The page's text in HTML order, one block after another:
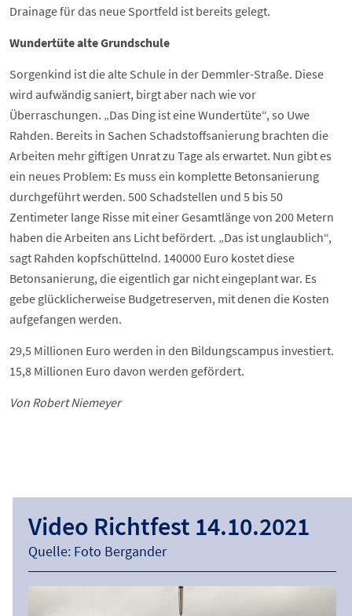
Drainage für das neue Sportfeld ist bereits gelegt.
Wundertüte alte Grundschule
Sorgenkind ist die alte Schule in der Demmler-Straße. Diese
wird aufwändig saniert, birgt aber nach wie vor
Überraschungen. „Das Ding ist eine Wundertüte“, so Uwe
Rahden. Bereits in Sachen Schadstoffsanierung brachten die
Arbeiten mehr giftigen Unrat zu Tage als erwartet. Nun gibt es
ein neues Problem: Es muss ein komplette Betonsanierung
durchgeführt werden. 500 Schadstellen und 5 bis 50
Zentimeter lange Risse mit einer Gesamtlänge von 200 Metern
haben die Arbeiten ans Licht befördert. „Das ist unglaublich“,
sagt Rahden kopfschüttelnd. 140000 Euro kostet diese
Betonsanierung, die eigentlich gar nicht eingeplant war. Es
gebe glücklicherweise Budgetreserven, mit denen die Kosten
aufgefangen werden.
29,5 Millionen Euro werden in den Bildungscampus investiert.
15,8 Millionen Euro davon werden gefördert.
Von Robert Niemeyer
Video Richtfest 14.10.2021
Quelle: Foto Bergander